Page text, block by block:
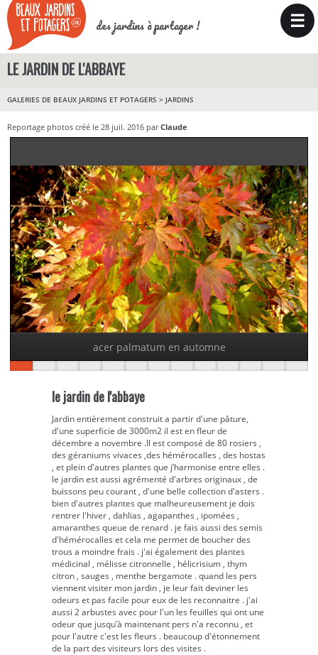
des jardins à partager ! ☰
LE JARDIN DE L'ABBAYE
GALERIES DE BEAUX JARDINS ET POTAGERS > JARDINS
Reportage photos créé le 28 juil. 2016 parClaude
acer palmatum en automne
le jardin de l'abbaye
Jardin entièrement construit a partir d'une pâture,
d'une superficie de 3000m2 il est en fleur de
décembre a novembre .Il est composé de 80 rosiers ,
des géraniums vivaces ,des hémérocalles , des hostas
, et plein d'autres plantes que j’harmonise entre elles .
le jardin est aussi agrémenté d'arbres originaux , de
buissons peu courant , d'une belle collection d'asters .
bien d'autres plantes que malheureusement je dois
rentrer l'hiver , dahlias , agapanthes , ipomées ,
amaranthes queue de renard . je fais aussi des semis
d'hémérocalles et cela me permet de boucher des
trous a moindre frais . j'ai également des plantes
médicinal , mélisse citronnelle , hélicrisium , thym
citron , sauges , menthe bergamote . quand les pers
viennent visiter mon jardin , je leur fait deviner les
odeurs et pas facile pour eux de les reconnaitre . j'ai
aussi 2 arbustes avec pour l'un les feuilles qui ont une
odeur que jusqu’à maintenant pers n'a reconnu , et
pour l'autre c'est les fleurs . beaucoup d'étonnement
de la part des visiteurs lors des visites .